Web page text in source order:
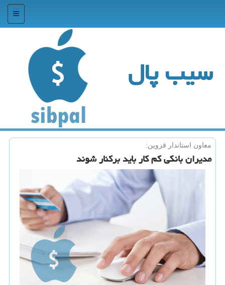
منو
سیب پال
معاون استاندار قزوین:
مدیران بانكی كم كار باید بركنار شوند